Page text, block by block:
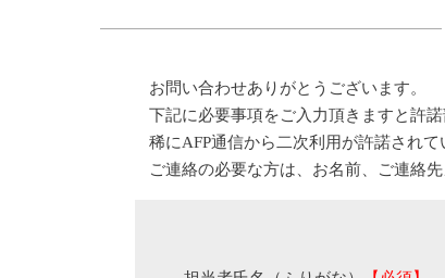
お問い合わせありがとうございます。
下記に必要事項をご入力頂きますと許
稀にAFP通信から二次利用が許諾され
ご連絡の必要な方は、お名前、ご連絡